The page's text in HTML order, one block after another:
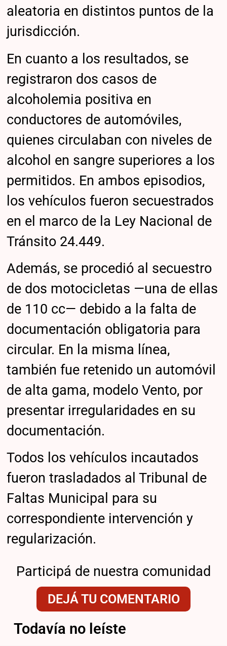
aleatoria en distintos puntos de la
jurisdicción.
En cuanto a los resultados, se
registraron dos casos de
alcoholemia positiva en
conductores de automóviles,
quienes circulaban con niveles de
alcohol en sangre superiores a los
permitidos. En ambos episodios,
los vehículos fueron secuestrados
en el marco de la Ley Nacional de
Tránsito 24.449.
Además, se procedió al secuestro
de dos motocicletas —una de ellas
de 110 cc— debido a la falta de
documentación obligatoria para
circular. En la misma línea,
también fue retenido un automóvil
de alta gama, modelo Vento, por
presentar irregularidades en su
documentación.
Todos los vehículos incautados
fueron trasladados al Tribunal de
Faltas Municipal para su
correspondiente intervención y
regularización.
Participá de nuestra comunidad
DEJÁ TU COMENTARIO
Todavía no leíste